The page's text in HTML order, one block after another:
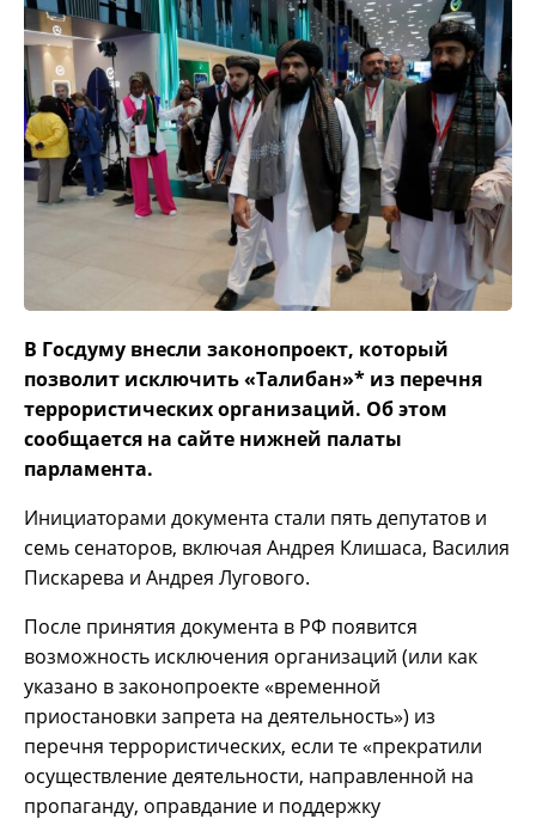
В Госдуму внесли законопроект, который
позволит исключить «Талибан»* из перечня
террористических организаций. Об этом
сообщается на сайте нижней палаты
парламента.
Инициаторами документа стали пять депутатов и
семь сенаторов, включая Андрея Клишаса, Василия
Пискарева и Андрея Лугового.
После принятия документа в РФ появится
возможность исключения организаций (или как
указано в законопроекте «временной
приостановки запрета на деятельность») из
перечня террористических, если те «прекратили
осуществление деятельности, направленной на
пропаганду, оправдание и поддержку